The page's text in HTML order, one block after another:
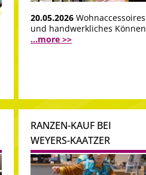
20.05.2026 Wohnaccessoires
und handwerkliches Können
...more >>
RANZEN-KAUF BEI
WEYERS-KAATZER